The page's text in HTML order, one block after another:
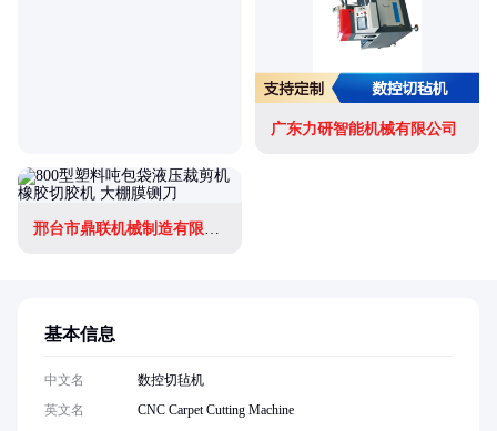
广东力研智能机械有限公司
邢台市鼎联机械制造有限公司
基本信息
中文名
数控切毡机
英文名
CNC Carpet Cutting Machine